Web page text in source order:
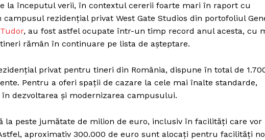
la începutul verii, în contextul cererii foarte mari în raport cu
rezidențial privat West Gate Studios din portofoliul
, au fost astfel ocupate într-un timp record anul acesta, cu
rămân în continuare pe lista de așteptare.
privat pentru tineri din România, dispune în total de
Pentru a oferi spații de cazare la cele mai înalte standarde,
dezvoltarea și modernizarea campusului.
la peste jumătate de milion de euro, inclusiv în facilități care vor
aproximativ 300.000 de euro sunt alocați pentru facilități